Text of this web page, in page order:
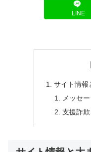
LINE
サイト情報
メッセ
支援詐